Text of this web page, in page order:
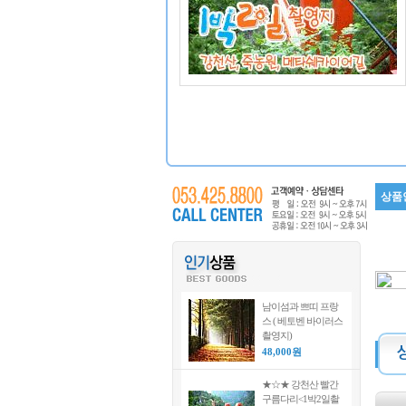
남이섬과 쁘띠 프랑
스 ( 베토벤 바이러스
촬영지)
48,000원
★☆★ 강천산 빨간
구름다리<1박2일촬
상품